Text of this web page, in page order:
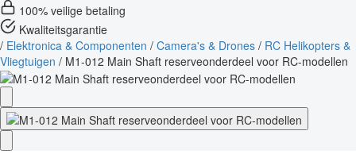
100% veilige betaling
Kwaliteitsgarantie
/ Elektronica & Componenten / Camera's & Drones / RC Helikopters &
Vliegtuigen / M1-012 Main Shaft reserveonderdeel voor RC-modellen